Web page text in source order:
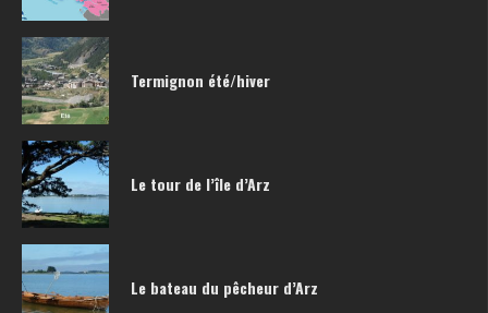
Termignon été/hiver
Le tour de l’île d’Arz
Le bateau du pêcheur d’Arz